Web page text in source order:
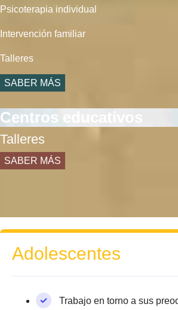
Psicoterapia individual
Intervención familiar
Talleres
SABER MÁS
Centros educativos
Talleres
SABER MÁS
Adolescentes
Trabajo en torno a sus